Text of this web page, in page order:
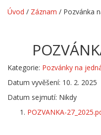
Úvod / Záznam / Pozvánka
Kategorie: Pozvánky na
Datum vyvěšení: 10. 2. 2025
Datum sejmutí: Nikdy
POZVANKA-